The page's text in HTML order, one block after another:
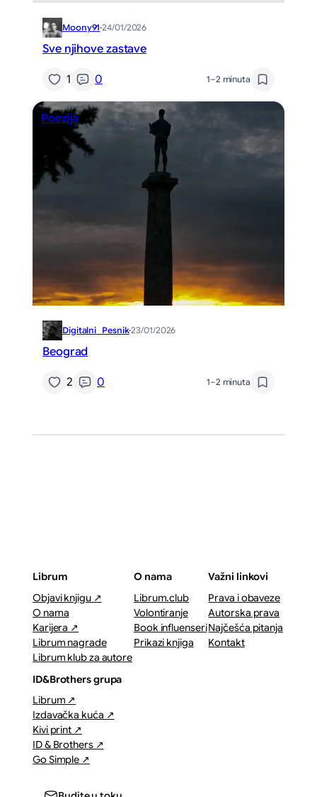
Moony91·24/01/2026
Sve njihove zastave
1 0 1–2 minuta
Poezija
Digitalni_Pesnik·23/01/2026
Beograd
2 0 1–2 minuta
Librum
Objavi knjigu ↗
O nama
Karijera ↗
Librum nagrade
Librum klub za autore
O nama
Librum.club
Volontiranje
Book influenseri
Prikazi knjiga
Važni linkovi
Prava i obaveze
Autorska prava
Najčešća pitanja
Kontakt
ID&Brothers grupa
Librum ↗
Izdavačka kuća ↗
Kivi print ↗
ID & Brothers ↗
Go Simple ↗